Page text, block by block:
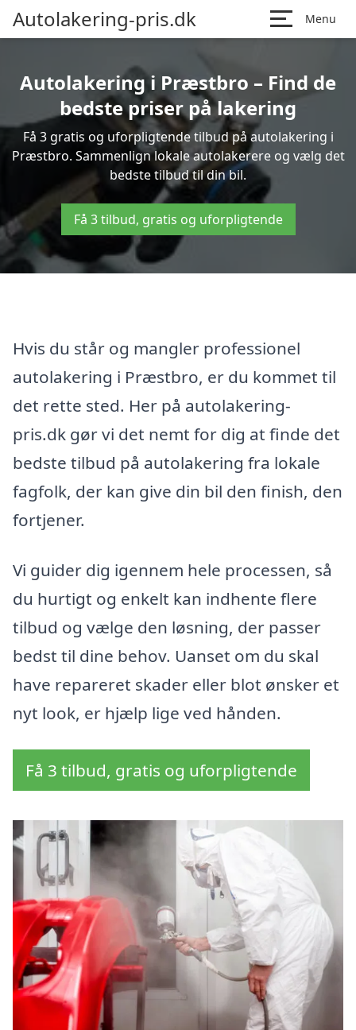
Autolakering-pris.dk Menu
Autolakering i Præstbro – Find de
bedste priser på lakering
Få 3 gratis og uforpligtende tilbud på autolakering i
Præstbro. Sammenlign lokale autolakerere og vælg det
bedste tilbud til din bil.
Få 3 tilbud, gratis og uforpligtende
Hvis du står og mangler professionel
autolakering i Præstbro, er du kommet til
det rette sted. Her på autolakering-
pris.dk gør vi det nemt for dig at finde det
bedste tilbud på autolakering fra lokale
fagfolk, der kan give din bil den finish, den
fortjener.
Vi guider dig igennem hele processen, så
du hurtigt og enkelt kan indhente flere
tilbud og vælge den løsning, der passer
bedst til dine behov. Uanset om du skal
have repareret skader eller blot ønsker et
nyt look, er hjælp lige ved hånden.
Få 3 tilbud, gratis og uforpligtende